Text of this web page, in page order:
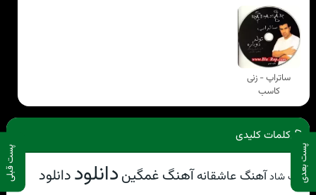
پست بعدی پست قبلی
ساتراپ - زنی
کاسب
کلمات کلیدی
آهنگ شادآهنگ عاشقانهآهنگ غمگیندانلوددانلود